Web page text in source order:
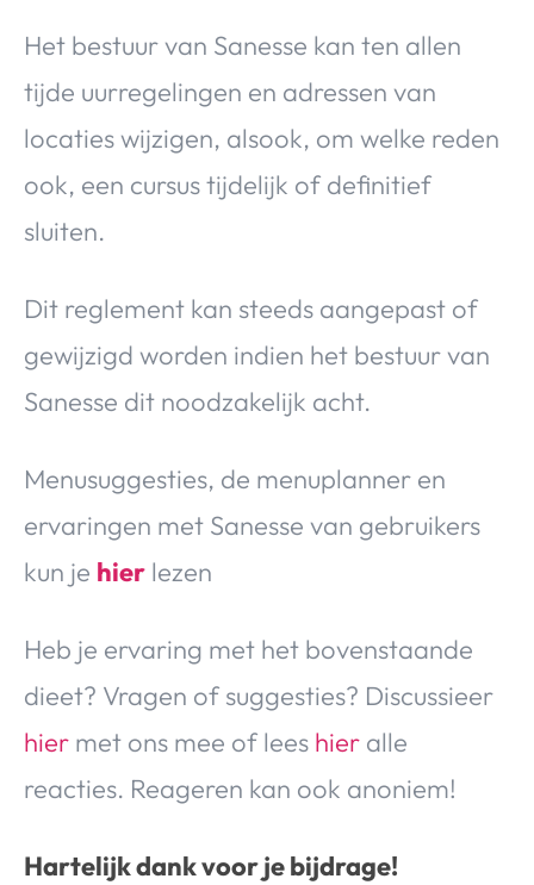
Het bestuur van Sanesse kan ten allen
tijde uurregelingen en adressen van
locaties wijzigen, alsook, om welke reden
ook, een cursus tijdelijk of definitief
sluiten.
Dit reglement kan steeds aangepast of
gewijzigd worden indien het bestuur van
Sanesse dit noodzakelijk acht.
Menusuggesties, de menuplanner en
ervaringen met Sanesse van gebruikers
kun je hier lezen
Heb je ervaring met het bovenstaande
dieet? Vragen of suggesties? Discussieer
hier met ons mee of lees hier alle
reacties. Reageren kan ook anoniem!
Hartelijk dank voor je bijdrage!